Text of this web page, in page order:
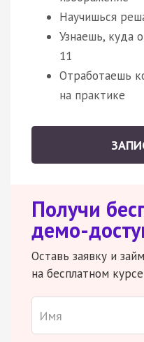
Научишься
Узнаешь, куда
11
Отработаешь
на практике
Получи
демо-
Оставь заявку и
на бесплатном